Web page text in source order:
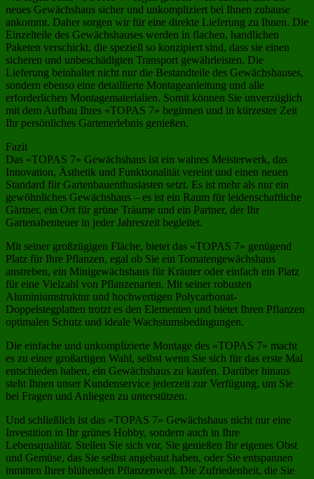
neues Gewächshaus sicher und unkompliziert bei Ihnen zuhause
ankommt. Daher sorgen wir für eine direkte Lieferung zu Ihnen. Die
Einzelteile des Gewächshauses werden in flachen, handlichen
Paketen verschickt, die speziell so konzipiert sind, dass sie einen
sicheren und unbeschädigten Transport gewährleisten. Die
Lieferung beinhaltet nicht nur die Bestandteile des Gewächshauses,
sondern ebenso eine detaillierte Montageanleitung und alle
erforderlichen Montagematerialien. Somit können Sie unverzüglich
mit dem Aufbau Ihres «TOPAS 7» beginnen und in kürzester Zeit
Ihr persönliches Gartenerlebnis genießen.
Fazit
Das «TOPAS 7» Gewächshaus ist ein wahres Meisterwerk, das
Innovation, Ästhetik und Funktionalität vereint und einen neuen
Standard für Gartenbauenthusiasten setzt. Es ist mehr als nur ein
gewöhnliches Gewächshaus – es ist ein Raum für leidenschaftliche
Gärtner, ein Ort für grüne Träume und ein Partner, der Ihr
Gartenabenteuer in jeder Jahreszeit begleitet.
Mit seiner großzügigen Fläche, bietet das «TOPAS 7» genügend
Platz für Ihre Pflanzen, egal ob Sie ein Tomatengewächshaus
anstreben, ein Minigewächshaus für Kräuter oder einfach ein Platz
für eine Vielzahl von Pflanzenarten. Mit seiner robusten
Aluminiumstruktur und hochwertigen Polycarbonat-
Doppelstegplatten trotzt es den Elementen und bietet Ihren Pflanzen
optimalen Schutz und ideale Wachstumsbedingungen.
Die einfache und unkomplizierte Montage des «TOPAS 7» macht
es zu einer großartigen Wahl, selbst wenn Sie sich für das erste Mal
entschieden haben, ein Gewächshaus zu kaufen. Darüber hinaus
steht Ihnen unser Kundenservice jederzeit zur Verfügung, um Sie
bei Fragen und Anliegen zu unterstützen.
Und schließlich ist das «TOPAS 7» Gewächshaus nicht nur eine
Investition in Ihr grünes Hobby, sondern auch in Ihre
Lebensqualität. Stellen Sie sich vor, Sie genießen Ihr eigenes Obst
und Gemüse, das Sie selbst angebaut haben, oder Sie entspannen
inmitten Ihrer blühenden Pflanzenwelt. Die Zufriedenheit, die Sie